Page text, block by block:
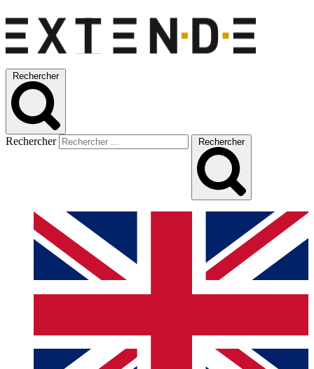
Rechercher
Rechercher Rechercher